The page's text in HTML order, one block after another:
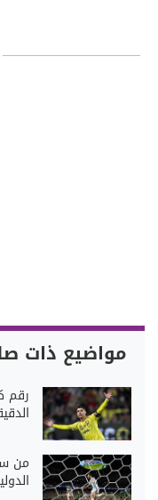
مواضيع ذات
رقم
من